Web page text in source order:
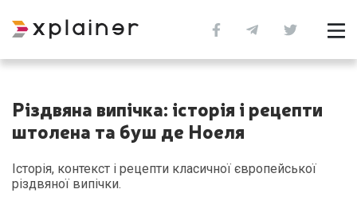
Різдвяна випічка: історія і рецепти
штолена та буш де Ноеля
Історія, контекст і рецепти класичної європейської
різдвяної випічки.